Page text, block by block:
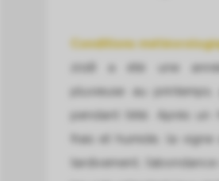
Conditions
2018 a été une
pluvieuse au printemps,
frais et humide, la vigne
tardivement, l’abondance